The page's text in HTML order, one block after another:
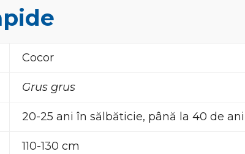
Cocor
Grus grus
20-25 ani în sălbăticie, până la 40 de
110-130 cm